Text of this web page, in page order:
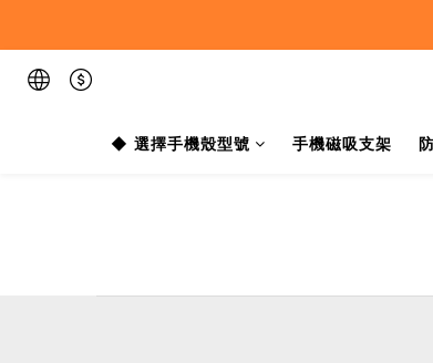
◆ 選擇手機殼型號
手機磁吸支架